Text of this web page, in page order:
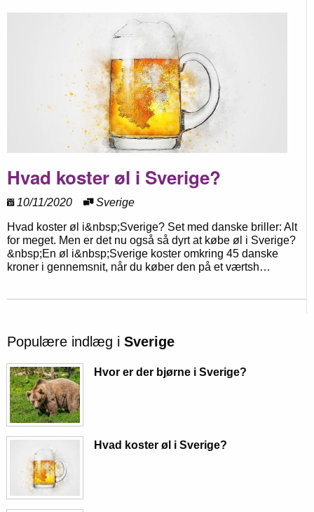
Hvad koster øl i Sverige?
10/11/2020 Sverige
Hvad koster øl i&nbsp;Sverige? Set med danske briller: Alt
for meget. Men er det nu også så dyrt at købe øl i Sverige?
&nbsp;En øl i&nbsp;Sverige koster omkring 45 danske
kroner i gennemsnit, når du køber den på et værtsh…
Populære indlæg i Sverige
Hvor er der bjørne i Sverige?
Hvad koster øl i Sverige?